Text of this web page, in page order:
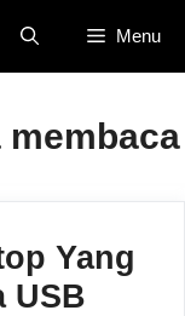
Menu
Yang
USB